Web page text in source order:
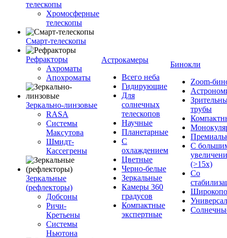
телескопы
Хромосферные
телескопы
Смарт-телескопы
Рефракторы
Ахроматы
Апохроматы
Зеркально-линзовые
RASA
Системы
Максутова
Шмидт-
Кассегрены
Зеркальные
(рефлекторы)
Добсоны
Ричи-
Кретьены
Системы
Ньютона
Астрокамеры
Всего неба
Гидирующие
Для
солнечных
телескопов
Научные
Планетарные
С
охлаждением
Цветные
Черно-белые
Зеркальные
Камеры 360
градусов
Компактные
экспертные
Бинокли
Zoom-
трубы
С
(>15x)
Со